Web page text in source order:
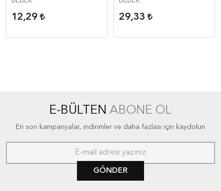
12,29 29,33
E-BÜLTEN ABONE OL
En son kampanyalar, indirimler ve daha fazlası için kaydolun
GÖNDER